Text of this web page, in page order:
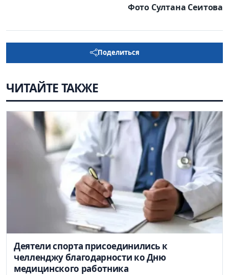
Фото Султана Сеитова
Поделиться
ЧИТАЙТЕ ТАКЖЕ
Деятели спорта присоединились к
челленджу благодарности ко Дню
медицинского работника